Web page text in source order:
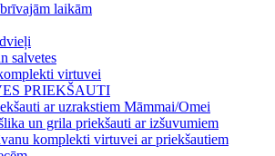
laikām
salvetes
virtuvei
PRIEKŠAUTI
ar uzrakstiem Māmmai/Omei
un grila priekšauti ar izšuvumiem
komplekti virtuvei ar priekšautiem